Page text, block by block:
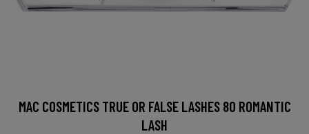
MAC COSMETICS TRUE OR FALSE LASHES 80 ROMANTIC
LASH